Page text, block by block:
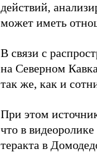
действий,
может иметь
В связи с
на Северном
так же, как и
При этом
что в
теракта в